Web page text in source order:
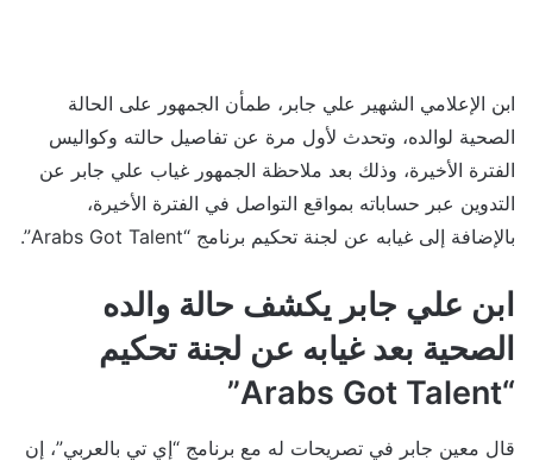
ابن الإعلامي الشهير علي جابر، طمأن الجمهور على الحالة
الصحية لوالده، وتحدث لأول مرة عن تفاصيل حالته وكواليس
الفترة الأخيرة، وذلك بعد ملاحظة الجمهور غياب علي جابر عن
التدوين عبر حساباته بمواقع التواصل في الفترة الأخيرة،
بالإضافة إلى غيابه عن لجنة تحكيم برنامج “Arabs Got Talent”.
ابن علي جابر يكشف حالة والده
الصحية بعد غيابه عن لجنة تحكيم
“Arabs Got Talent”
قال معين جابر في تصريحات له مع برنامج “إي تي بالعربي”، إن